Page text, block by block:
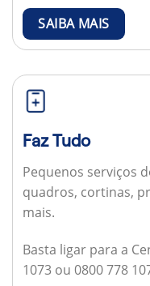
SAIBA MAIS
Faz Tudo
Pequenos serviços
quadros, cortinas,
mais.
Basta ligar para a
1073 ou 0800 778